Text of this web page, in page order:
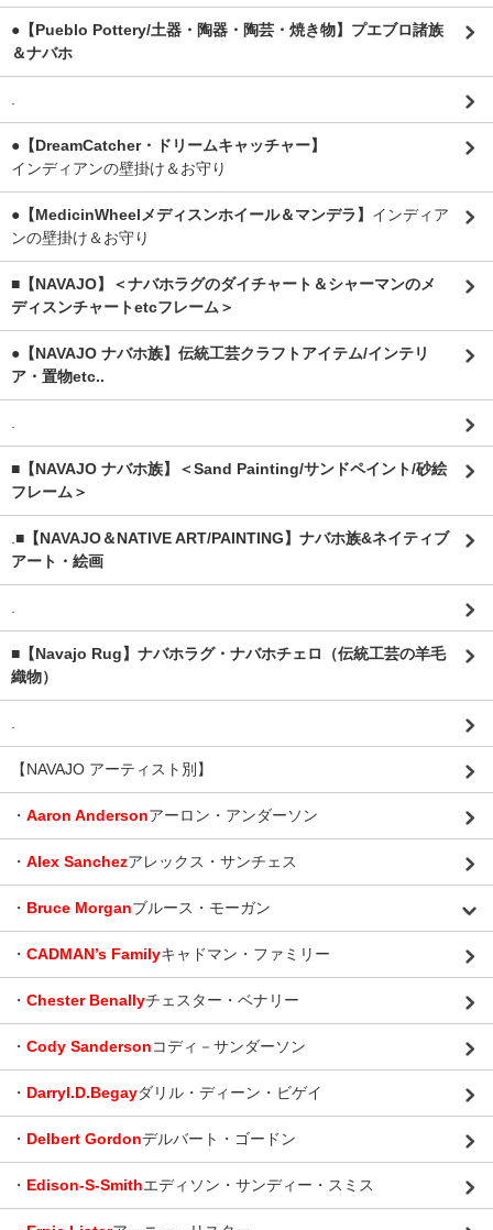
●【Pueblo Pottery/土器・陶器・陶芸・焼き物】プエブロ諸族
＆ナバホ
●【DreamCatcher・ドリームキャッチャー】
インディアンの壁掛け＆お守り
●【MedicinWheelメディスンホイール＆マンデラ】 インディア
ンの壁掛け＆お守り
■【NAVAJO】＜ナバホラグのダイチャート＆シャーマンのメ
ディスンチャートetcフレーム＞
●【NAVAJO ナバホ族】伝統工芸クラフトアイテム/インテリ
ア・置物etc..
■【NAVAJO ナバホ族】＜Sand Painting/サンドペイント/砂絵
フレーム＞
■【NAVAJO＆NATIVE ART/PAINTING】ナバホ族&ネイティブ
アート・絵画
■【Navajo Rug】ナバホラグ・ナバホチェロ（伝統工芸の羊毛
織物）
【NAVAJO アーティスト別】
・ Aaron Andersonアーロン・アンダーソン
・ Alex Sanchezアレックス・サンチェス
・ Bruce Morganブルース・モーガン
・ CADMAN’s Familyキャドマン・ファミリー
・ Chester Benallyチェスター・ベナリー
・ Cody Sandersonコディ－サンダーソン
・ Darryl.D.Begayダリル・ディーン・ビゲイ
・ Delbert Gordonデルバート・ゴードン
・ Edison-S-Smithエディソン・サンディー・スミス